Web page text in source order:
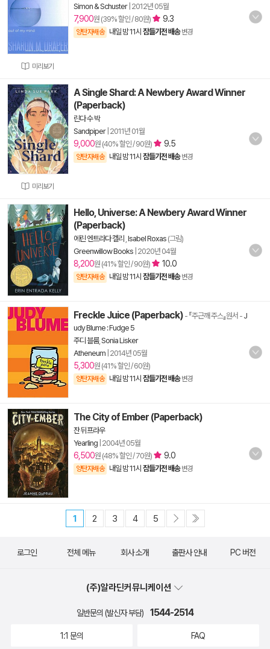
미리보기
Simon & Schuster| 2012년 05월
7,900원 (39% 할인 / 80원) 9.3
양탄자배송 내일 밤 11시 잠들기전 배송 변경
미리보기
A Single Shard: A Newbery Award Winner
(Paperback)
린다 수 박
Sandpiper| 2011년 01월
9,000원 (40% 할인 / 90원) 9.5
양탄자배송 내일 밤 11시 잠들기전 배송 변경
Hello, Universe: A Newbery Award Winner
(Paperback)
에린 엔트라다 켈리 Isabel Roxas (그림)
Greenwillow Books 2020년 04월
8,200원 (41% 할인 / 90원) 10.0
양탄자배송 내일 밤 11시 잠들기전 배송 변경
Freckle Juice (Paperback) - 『주근깨 주스』원서 - J
udy Blume : Fudge 5
주디 블룸, Sonia Lisker
Atheneum 2014년 05월
5,300원 (41% 할인 / 60원)
양탄자배송 내일 밤 11시 잠들기전 배송 변경
The City of Ember (Paperback)
잔 뒤프라우
Yearling 2004년 05월
6,500원 (48% 할인 / 70원) 9.0
양탄자배송 내일 밤 11시 잠들기전 배송 변경
1 2 3 4 5
로그인 전체 메뉴 회사 소개 출판사 안내 PC 버전
(주)알라딘커뮤니케이션
일반문의 (발신자 부담) 1544-2514
1:1 문의 FAQ